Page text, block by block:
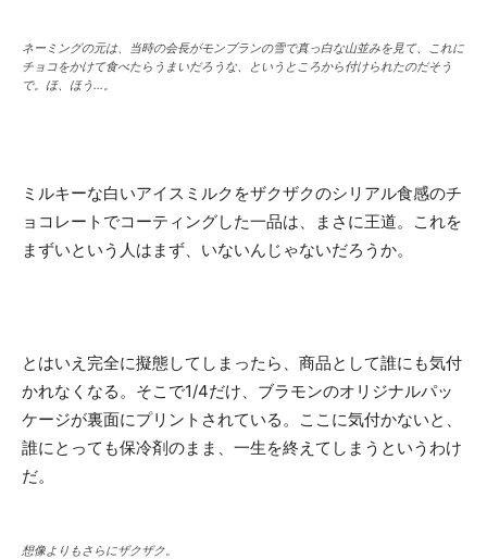
ネーミングの元は、当時の会長がモンブランの雪で真っ白な山並みを見て、これに
チョコをかけて食べたらうまいだろうな、というところから付けられたのだそう
で。ほ、ほう…。
ミルキーな白いアイスミルクをザクザクのシリアル食感のチ
ョコレートでコーティングした一品は、まさに王道。これを
まずいという人はまず、いないんじゃないだろうか。
とはいえ完全に擬態してしまったら、商品として誰にも気付
かれなくなる。そこで1/4だけ、ブラモンのオリジナルパッ
ケージが裏面にプリントされている。ここに気付かないと、
誰にとっても保冷剤のまま、一生を終えてしまうというわけ
だ。
想像よりもさらにザクザク。